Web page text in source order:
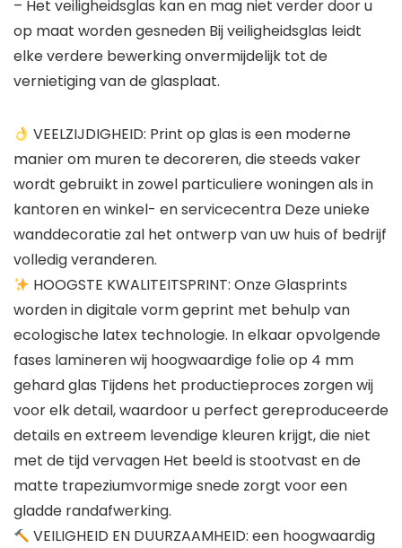
– Het veiligheidsglas kan en mag niet verder door u
op maat worden gesneden Bij veiligheidsglas leidt
elke verdere bewerking onvermijdelijk tot de
vernietiging van de glasplaat.
VEELZIJDIGHEID: Print op glas is een moderne
manier om muren te decoreren, die steeds vaker
wordt gebruikt in zowel particuliere woningen als in
kantoren en winkel- en servicecentra Deze unieke
wanddecoratie zal het ontwerp van uw huis of bedrijf
volledig veranderen.
HOOGSTE KWALITEITSPRINT: Onze Glasprints
worden in digitale vorm geprint met behulp van
ecologische latex technologie. In elkaar opvolgende
fases lamineren wij hoogwaardige folie op 4 mm
gehard glas Tijdens het productieproces zorgen wij
voor elk detail, waardoor u perfect gereproduceerde
details en extreem levendige kleuren krijgt, die niet
met de tijd vervagen Het beeld is stootvast en de
matte trapeziumvormige snede zorgt voor een
gladde randafwerking.
VEILIGHEID EN DUURZAAMHEID: een hoogwaardig